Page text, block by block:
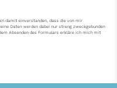
damit einverstanden, dass die von mir
Daten werden dabei nur streng zweckgebunden
Absenden des Formulars erkläre ich mich mit